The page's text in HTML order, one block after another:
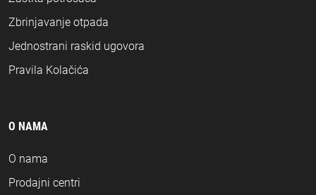
Zbrinjavanje otpada
Jednostrani raskid ugovora
Pravila Kolačića
O NAMA
O nama
Prodajni centri